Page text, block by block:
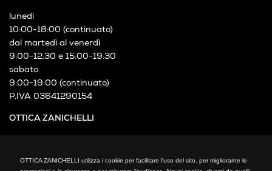
OTTICA ZANICHELLI utilizza i cookie per facilitare l'uso del sito, per migliorarne le
OTTICA ZANICHELLI
Telefono: +39 02 66300794
lunedì
10:00-18:00 (continuato)
dal martedì al venerdì
9:00-12:30 e 15:00-19:30
sabato
9:00-19:00 (continuato)
P.IVA 03641290154